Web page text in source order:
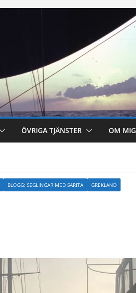
ÖVRIGA TJÄNSTER OM MIG
BLOGG: SEGLINGAR MED SARITA
GREKLAND